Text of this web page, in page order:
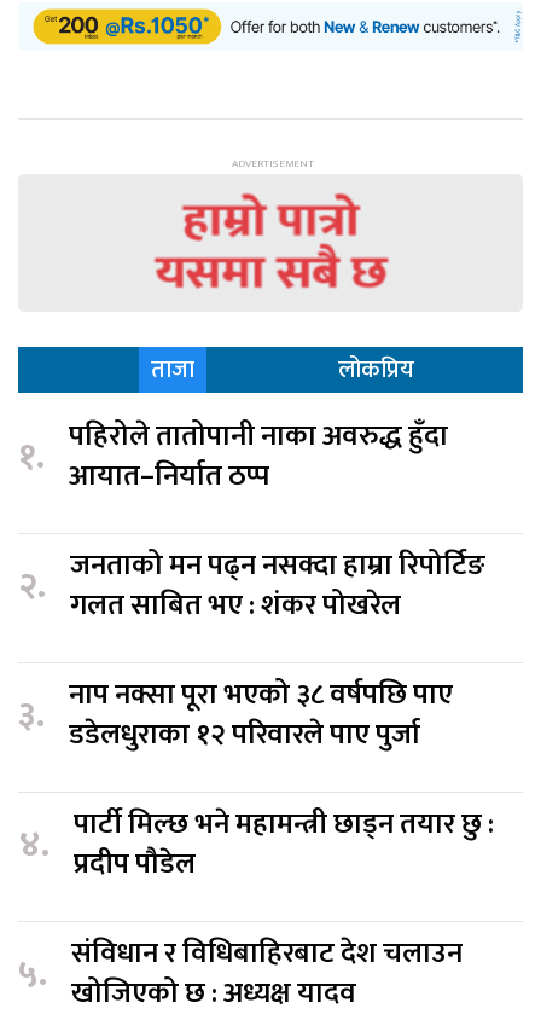
ताजा लोकप्रिय
१. पहिरोले तातोपानी नाका अवरुद्ध हुँदा
आयात–निर्यात ठप्प
२. जनताको मन पढ्न नसक्दा हाम्रा रिपोर्टिङ
गलत साबित भए : शंकर पोखरेल
३. नाप नक्सा पूरा भएको ३८ वर्षपछि पाए
डडेलधुराका १२ परिवारले पाए पुर्जा
४. पार्टी मिल्छ भने महामन्त्री छाड्न तयार छु :
प्रदीप पौडेल
५. संविधान र विधिबाहिरबाट देश चलाउन
खोजिएको छ : अध्यक्ष यादव